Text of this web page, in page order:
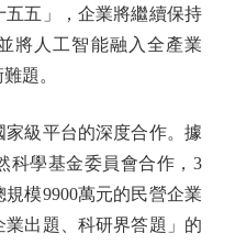
五」，企業將繼續保持
將人工智能融入全產業
題。
級平台的深度合作。據
科學基金委員會合作，3
模9900萬元的民營企業
出題、科研界答題」的